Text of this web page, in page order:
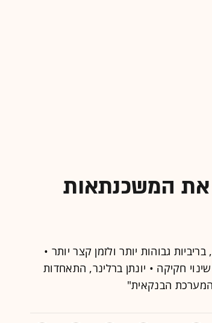
את המשכנתאות
גבוהות יותר ולזמן קצר יותר •
חקיקה • יונתן ברלינר, התאחדות
המערכת הבנקאית"